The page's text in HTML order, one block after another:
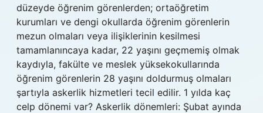
düzeyde öğrenim görenlerden; ortaöğretim
kurumları ve dengi okullarda öğrenim görenlerin
mezun olmaları veya ilişiklerinin kesilmesi
tamamlanıncaya kadar, 22 yaşını geçmemiş olmak
kaydıyla, fakülte ve meslek yüksekokullarında
öğrenim görenlerin 28 yaşını doldurmuş olmaları
şartıyla askerlik hizmetleri tecil edilir. 1 yılda kaç
celp dönemi var? Askerlik dönemleri: Şubat ayında